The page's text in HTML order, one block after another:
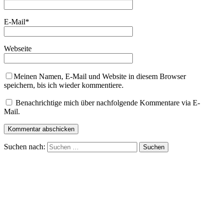
E-Mail*
Webseite
Meinen Namen, E-Mail und Website in diesem Browser
speichern, bis ich wieder kommentiere.
Benachrichtige mich über nachfolgende Kommentare via E-
Mail.
Suchen nach: